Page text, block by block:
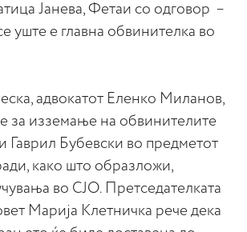
Јанева, Фетаи со одговор –
уште е главна обвинителка во
адвокатот Еленко Миланов,
за изземање на обвинителите
Бубевски во предметот
како што образложи,
во СЈО. Претседателката
Марија Клетничка рече дека